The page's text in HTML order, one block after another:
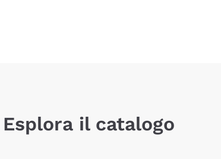
Esplora il catalogo